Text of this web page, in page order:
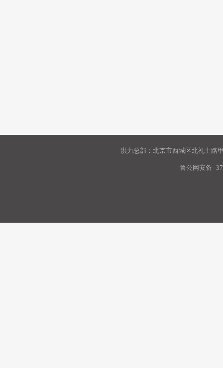
洪力总部：北京市西城区北礼士路
鲁公网安备